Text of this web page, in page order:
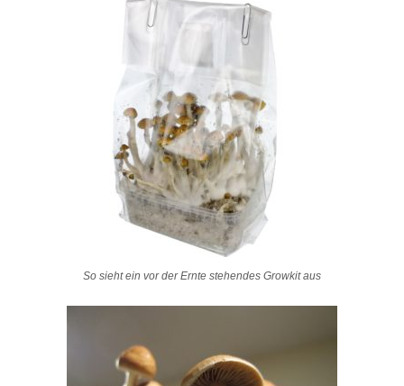
So sieht ein vor der Ernte stehendes Growkit aus